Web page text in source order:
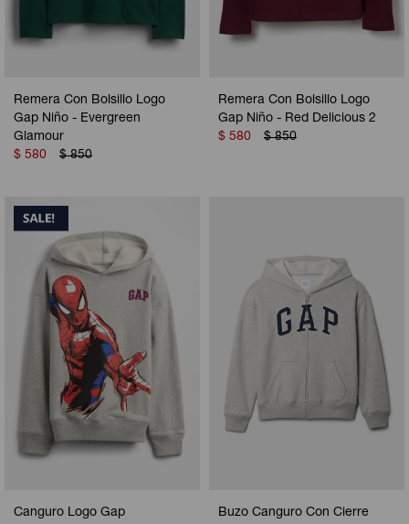
Remera Con Bolsillo Logo
Gap Niño - Evergreen
Glamour
$ 580 $ 850
Remera Con Bolsillo Logo
Gap Niño - Red Delicious 2
$ 580 $ 850
Canguro Logo Gap
Buzo Canguro Con Cierre